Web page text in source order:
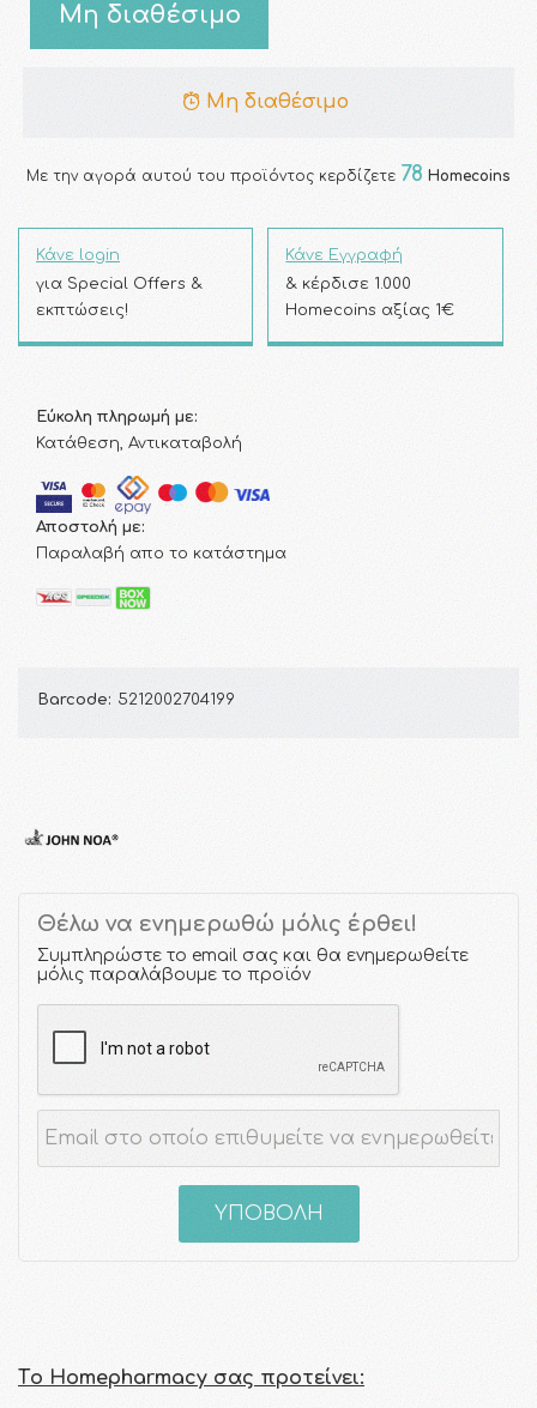
Μη διαθέσιμο
Μη διαθέσιμο
Με την αγορά αυτού του προϊόντος κερδίζετε 78 Homecoins
Κάνε login
για Special Offers &
εκπτώσεις!
Κάνε Εγγραφή
& κέρδισε 1.000
Homecoins αξίας 1€
Εύκολη πληρωμή με:
Κατάθεση, Αντικαταβολή
Αποστολή με:
Παραλαβή απο το κατάστημα
Barcode: 5212002704199
Θέλω να ενημερωθώ μόλις έρθει!
Συμπληρώστε το email σας και θα ενημερωθείτε
μόλις παραλάβουμε το προϊόν
ΥΠΟΒΟΛΗ
Τo Homepharmacy σας προτείνει: